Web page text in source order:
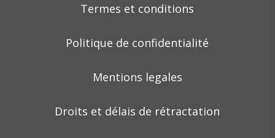
Termes et conditions
Politique de confidentialité
Mentions legales
Droits et délais de rétractation